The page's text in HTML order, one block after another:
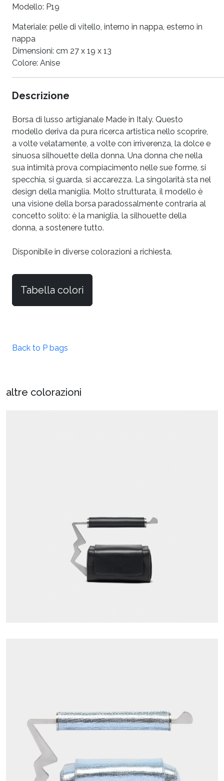
Modello: P19
Materiale: pelle di vitello, interno in nappa, esterno in
nappa
Dimensioni: cm 27 x 19 x 13
Colore: Anise
Descrizione
Borsa di lusso artigianale Made in Italy. Questo
modello deriva da pura ricerca artistica nello scoprire,
a volte velatamente, a volte con irriverenza, la dolce e
sinuosa silhouette della donna. Una donna che nella
sua intimità prova compiacimento nelle sue forme, si
specchia, si guarda, si accarezza. La singolarità sta nel
design della maniglia. Molto strutturata, il modello è
una visione della borsa paradossalmente contraria al
concetto solito: è la maniglia, la silhouette della
donna, a sostenere tutto.
Disponibile in diverse colorazioni a richiesta.
Tabella colori
Back to P bags
altre colorazioni